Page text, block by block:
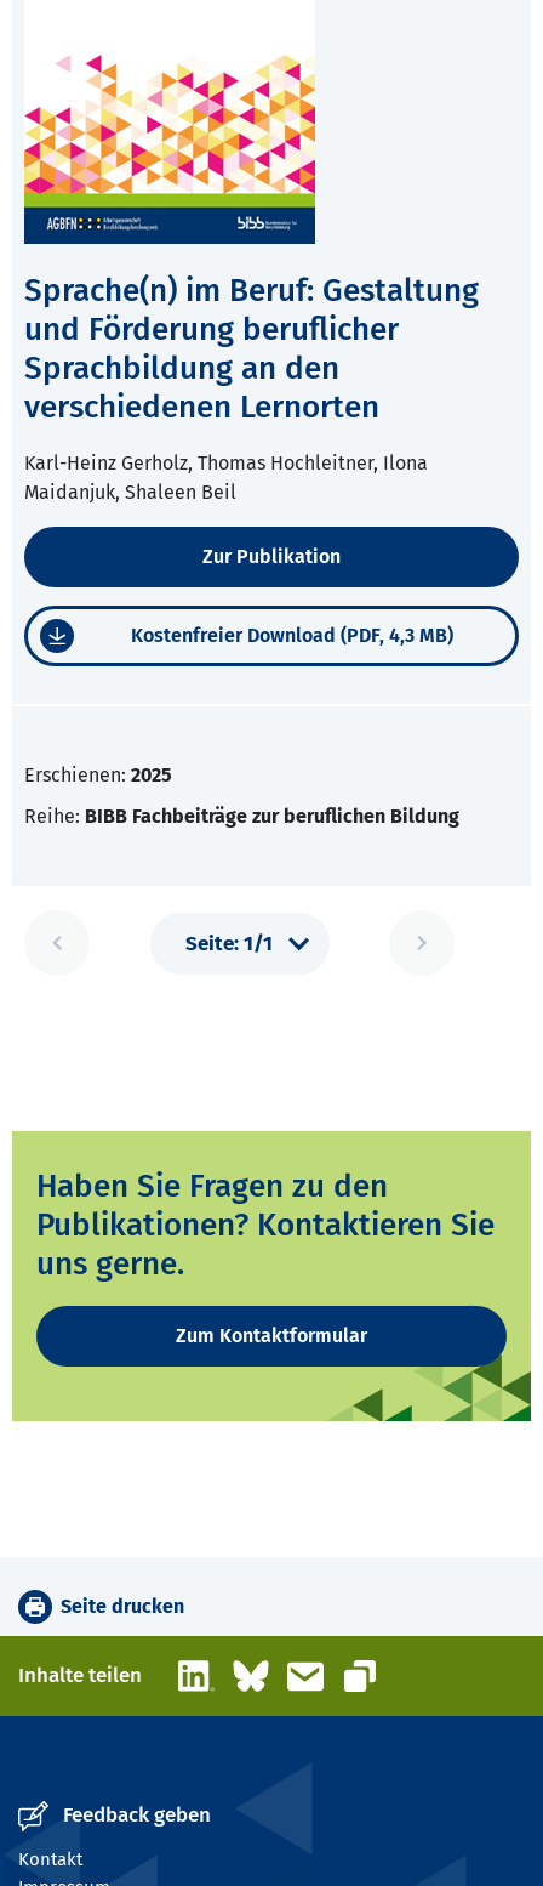
Sprache(n) im Beruf: Gestaltung
und Förderung beruflicher
Sprachbildung an den
verschiedenen Lernorten
Karl-Heinz Gerholz, Thomas Hochleitner, Ilona
Maidanjuk, Shaleen Beil
Zur Publikation
Kostenfreier Download (PDF, 4,3 MB)
Erschienen: 2025
Reihe: BIBB Fachbeiträge zur beruflichen Bildung
Haben Sie Fragen zu den
Publikationen? Kontaktieren Sie
uns gerne.
Zum Kontaktformular
Seite drucken
Inhalte teilen LinkedInBlueskyE-Mail
Link kopieren
Feedback geben
Kontakt